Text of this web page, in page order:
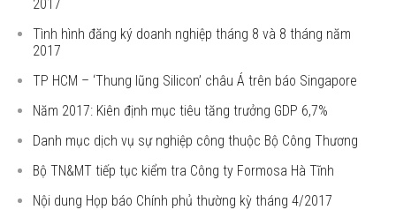
2017
Tình hình đăng ký doanh nghiệp tháng 8 và 8 tháng năm
2017
TP HCM – ‘Thung lũng Silicon’ châu Á trên báo Singapore
Năm 2017: Kiên định mục tiêu tăng trưởng GDP 6,7%
Danh mục dịch vụ sự nghiệp công thuộc Bộ Công Thương
Bộ TN&MT tiếp tục kiểm tra Công ty Formosa Hà Tĩnh
Nội dung Họp báo Chính phủ thường kỳ tháng 4/2017